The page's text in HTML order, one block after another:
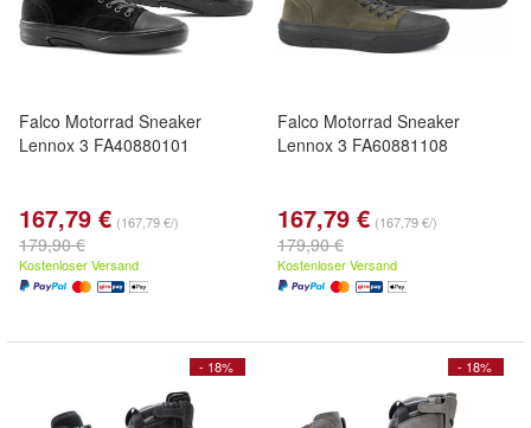
Falco Motorrad Sneaker
Lennox 3 FA40880101
167,79 € (167,79 €/)
179,90 €
Kostenloser Versand
Falco Motorrad Sneaker
Lennox 3 FA60881108
167,79 € (167,79 €/)
179,90 €
Kostenloser Versand
- 18% - 18%